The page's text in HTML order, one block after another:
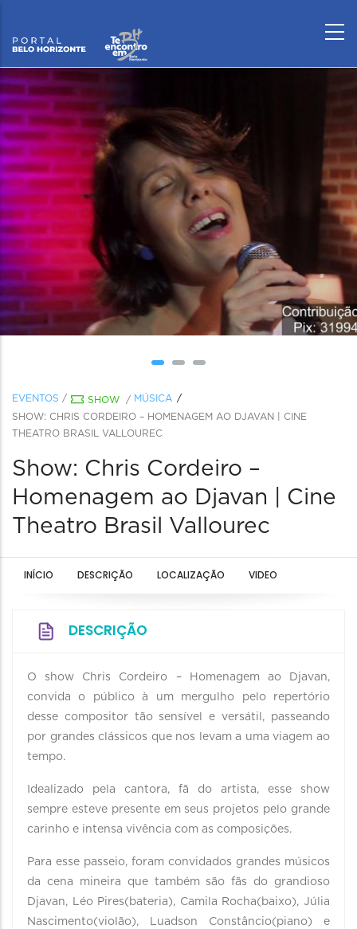
EVENTOS / SHOW / MÚSICA
SHOW: CHRIS CORDEIRO – HOMENAGEM AO DJAVAN | CINE
THEATRO BRASIL VALLOUREC
Show: Chris Cordeiro –
Homenagem ao Djavan | Cine
Theatro Brasil Vallourec
INÍCIO DESCRIÇÃO LOCALIZAÇÃO VIDEO
DESCRIÇÃO
O show Chris Cordeiro – Homenagem ao Djavan,
convida o público à um mergulho pelo repertório
desse compositor tão sensível e versátil, passeando
por grandes clássicos que nos levam a uma viagem ao
tempo.
Idealizado pela cantora, fã do artista, esse show
sempre esteve presente em seus projetos pelo grande
carinho e intensa vivência com as composições.
Para esse passeio, foram convidados grandes músicos
da cena mineira que também são fãs do grandioso
Djavan, Léo Pires(bateria), Camila Rocha(baixo), Júlia
Nascimento(violão), Luadson Constâncio(piano) e